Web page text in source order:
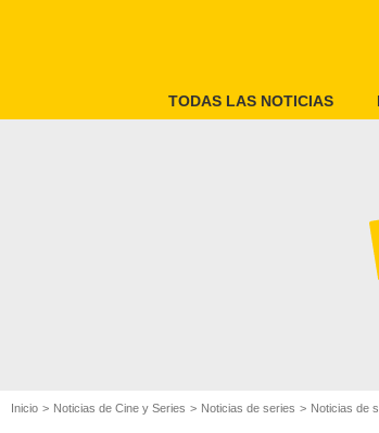
TODAS LAS NOTICIAS
Inicio Noticias de Cine y Series Noticias de series Noticias de